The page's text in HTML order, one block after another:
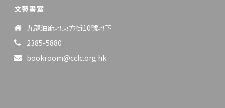
文藝書室
九龍油麻地東方街10號地下
2385-5880
bookroom@cclc.org.hk